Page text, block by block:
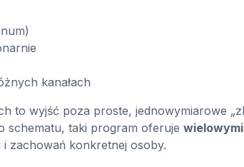
kanałach
to wyjść poza proste, jednowymiarowe
schematu, taki program oferuje
zachowań konkretnej osoby.